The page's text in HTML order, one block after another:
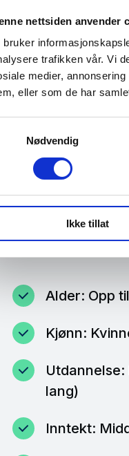
nettsiden anvender
bruker
trafikken vår. Vi
medier,
eller som de har
Nødvendig
Ikke tillat
Inntekt: Lav
Bosted: På
Hvem er Ellen?
Sårbare
Alder: Opp
Kjønn:
lang)
Inntekt: